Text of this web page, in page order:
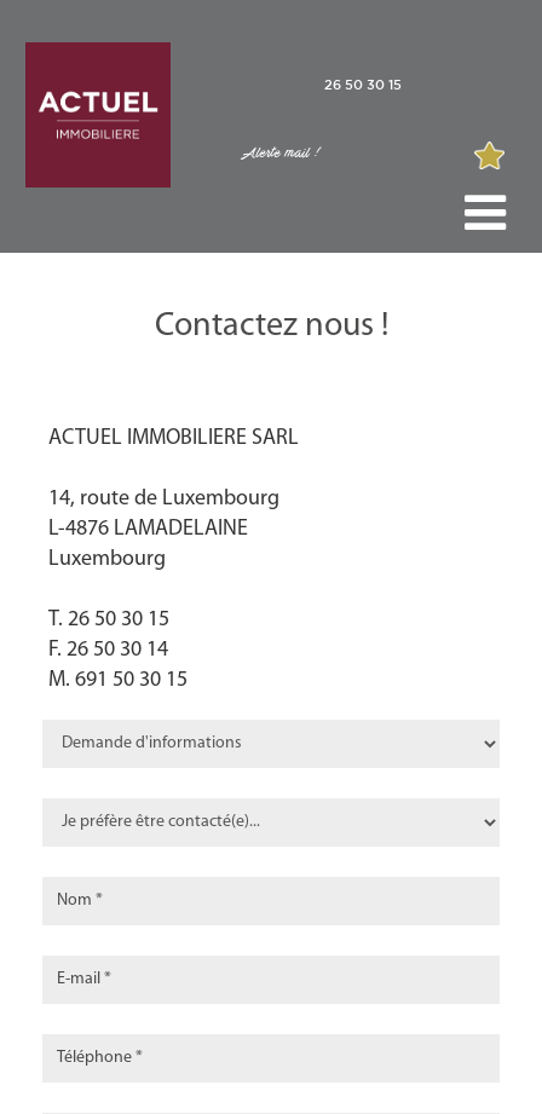
26 50 30 15
Alerte mail !
Contactez nous !
ACTUEL IMMOBILIERE SARL
14, route de Luxembourg
L-4876 LAMADELAINE
Luxembourg
T. 26 50 30 15
F. 26 50 30 14
M. 691 50 30 15